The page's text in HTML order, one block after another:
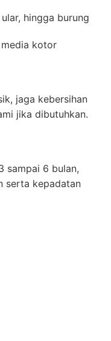
hingga burung
kotor
jaga kebersihan
jika dibutuhkan.
sampai 6 bulan,
serta kepadatan